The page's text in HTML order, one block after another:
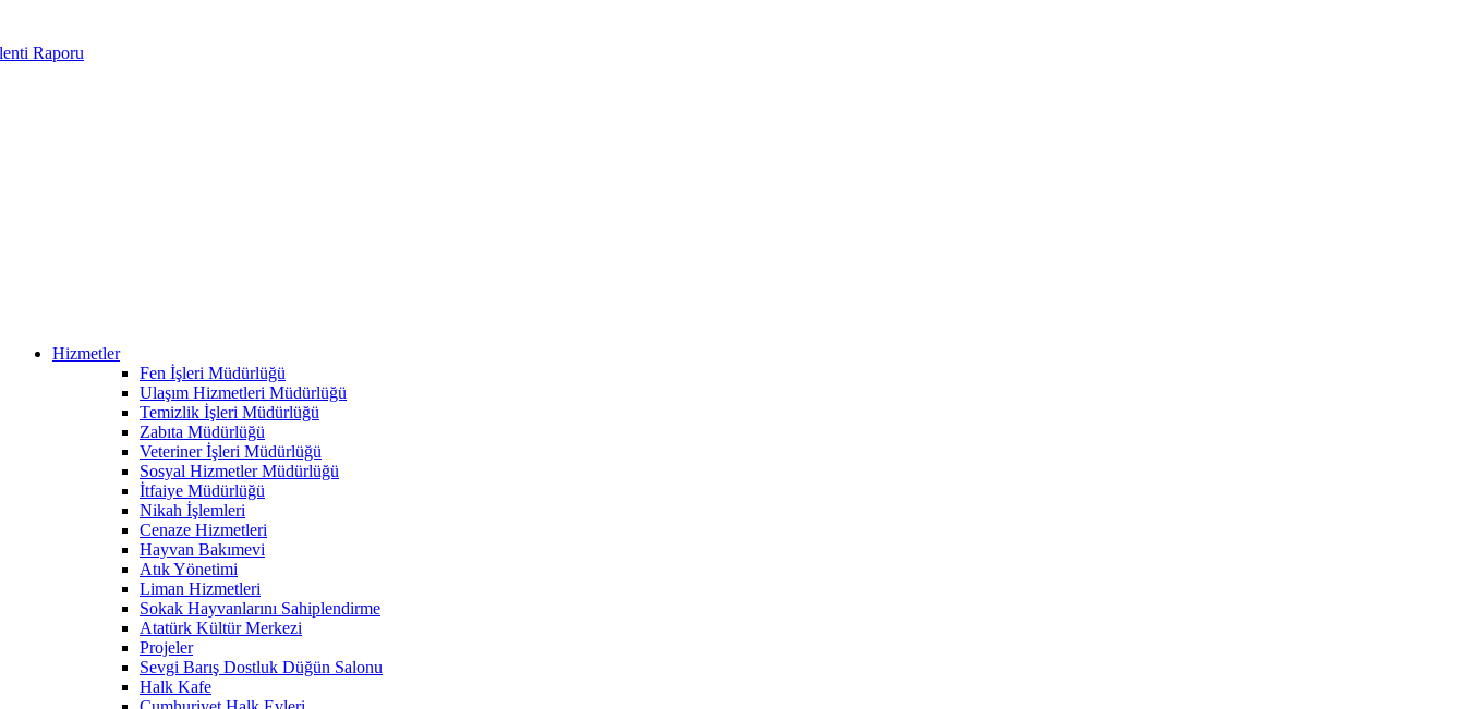
Raporu
Hizmetler
Fen İşleri Müdürlüğü
Ulaşım Hizmetleri Müdürlüğü
Temizlik İşleri Müdürlüğü
Zabıta Müdürlüğü
Veteriner İşleri Müdürlüğü
Sosyal Hizmetler Müdürlüğü
İtfaiye Müdürlüğü
Nikah İşlemleri
Cenaze Hizmetleri
Hayvan Bakımevi
Atık Yönetimi
Liman Hizmetleri
Sokak Hayvanlarını Sahiplendirme
Atatürk Kültür Merkezi
Projeler
Sevgi Barış Dostluk Düğün Salonu
Halk Kafe